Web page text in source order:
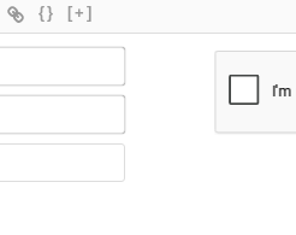
{} [+]